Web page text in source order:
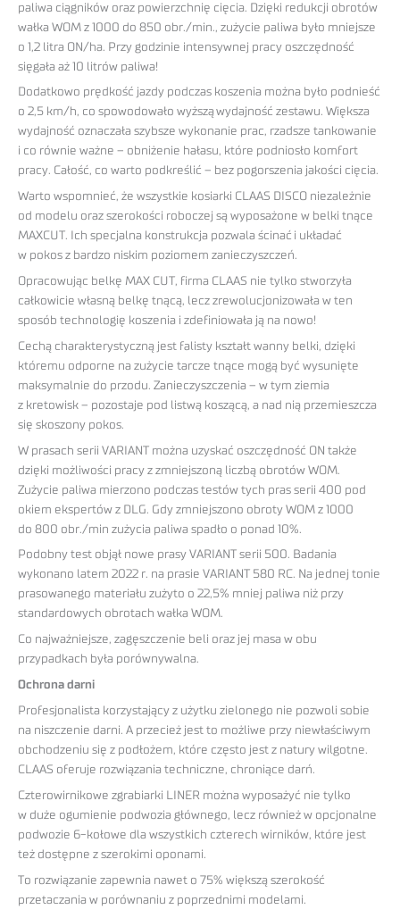
paliwa ciągników oraz powierzchnię cięcia. Dzięki redukcji obrotów
wałka WOM z 1000 do 850 obr./min., zużycie paliwa było mniejsze
o 1,2 litra ON/ha. Przy godzinie intensywnej pracy oszczędność
sięgała aż 10 litrów paliwa!
Dodatkowo prędkość jazdy podczas koszenia można było podnieść
o 2,5 km/h, co spowodowało wyższą wydajność zestawu. Większa
wydajność oznaczała szybsze wykonanie prac, rzadsze tankowanie
i co równie ważne – obniżenie hałasu, które podniosło komfort
pracy. Całość, co warto podkreślić – bez pogorszenia jakości cięcia.
Warto wspomnieć, że wszystkie kosiarki CLAAS DISCO niezależnie
od modelu oraz szerokości roboczej są wyposażone w belki tnące
MAXCUT. Ich specjalna konstrukcja pozwala ścinać i układać
w pokos z bardzo niskim poziomem zanieczyszczeń.
Opracowując belkę MAX CUT, firma CLAAS nie tylko stworzyła
całkowicie własną belkę tnącą, lecz zrewolucjonizowała w ten
sposób technologię koszenia i zdefiniowała ją na nowo!
Cechą charakterystyczną jest falisty kształt wanny belki, dzięki
któremu odporne na zużycie tarcze tnące mogą być wysunięte
maksymalnie do przodu. Zanieczyszczenia – w tym ziemia
z kretowisk – pozostaje pod listwą koszącą, a nad nią przemieszcza
się skoszony pokos.
W prasach serii VARIANT można uzyskać oszczędność ON także
dzięki możliwości pracy z zmniejszoną liczbą obrotów WOM.
Zużycie paliwa mierzono podczas testów tych pras serii 400 pod
okiem ekspertów z DLG. Gdy zmniejszono obroty WOM z 1000
do 800 obr./min zużycia paliwa spadło o ponad 10%.
Podobny test objął nowe prasy VARIANT serii 500. Badania
wykonano latem 2022 r. na prasie VARIANT 580 RC. Na jednej tonie
prasowanego materiału zużyto o 22,5% mniej paliwa niż przy
standardowych obrotach wałka WOM.
Co najważniejsze, zagęszczenie beli oraz jej masa w obu
przypadkach była porównywalna.
Ochrona darni
Profesjonalista korzystający z użytku zielonego nie pozwoli sobie
na niszczenie darni. A przecież jest to możliwe przy niewłaściwym
obchodzeniu się z podłożem, które często jest z natury wilgotne.
CLAAS oferuje rozwiązania techniczne, chroniące darń.
Czterowirnikowe zgrabiarki LINER można wyposażyć nie tylko
w duże ogumienie podwozia głównego, lecz również w opcjonalne
podwozie 6-kołowe dla wszystkich czterech wirników, które jest
też dostępne z szerokimi oponami.
To rozwiązanie zapewnia nawet o 75% większą szerokość
przetaczania w porównaniu z poprzednimi modelami.